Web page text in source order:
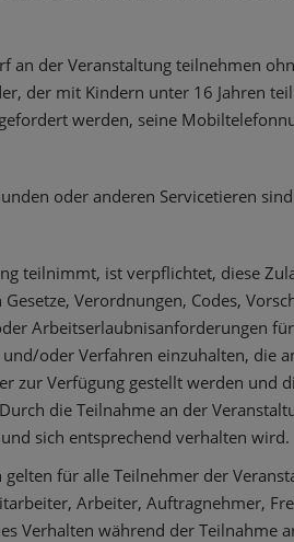
an der Veranstaltung teilnehmen
der mit Kindern unter 16 Jahren
werden, seine
oder anderen Servicetieren
teilnimmt, ist verpflichtet, diese
Verordnungen, Codes,
Arbeitserlaubnisanforderungen
oder Verfahren einzuhalten, die
zur Verfügung gestellt werden und
die Teilnahme an der
sich entsprechend verhalten wird.
für alle Teilnehmer der
Arbeiter, Auftragnehmer,
Verhalten während der Teilnahme